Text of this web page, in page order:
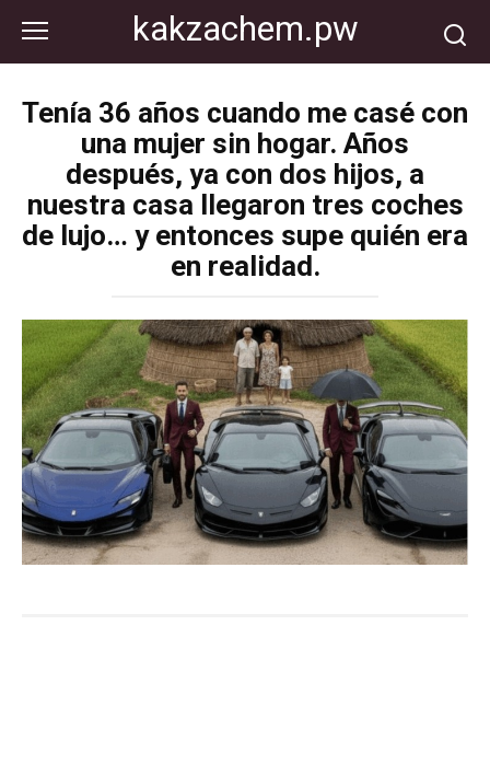
контенту
kakzachem.pw
Tenía 36 años cuando me casé con
una mujer sin hogar. Años
después, ya con dos hijos, a
nuestra casa llegaron tres coches
de lujo… y entonces supe quién era
en realidad.